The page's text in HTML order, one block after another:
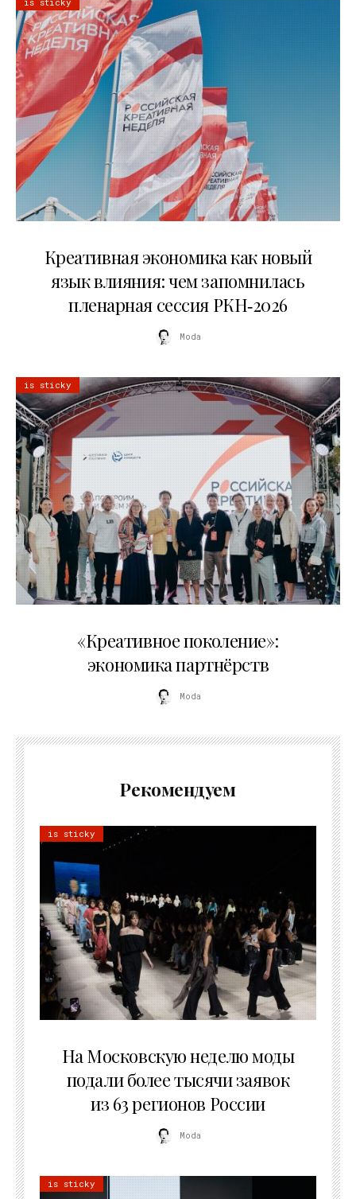
Креативная экономика как новый
язык влияния: чем запомнилась
пленарная сессия РКН‑2026
Moda
is sticky
«Креативное поколение»:
экономика партнёрств
Moda
Рекомендуем
is sticky
На Московскую неделю моды
подали более тысячи заявок
из 63 регионов России
Moda
is sticky